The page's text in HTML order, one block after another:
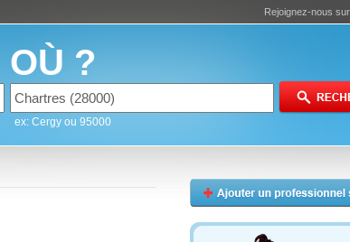
Rejoignez-nous sur
OÙ ?
ex: Cergy ou 95000